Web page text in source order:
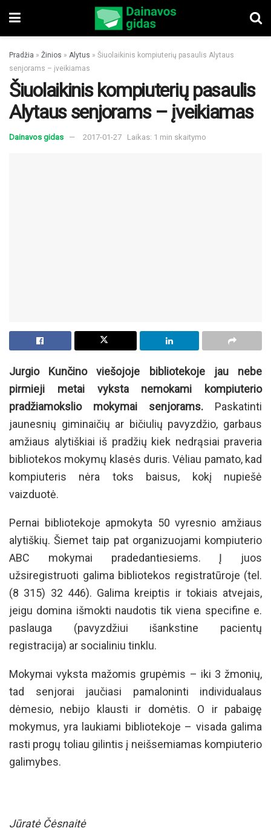
Pradžia » Žinios » Alytus » Šiuolaikinis kompiuterių pasaulis Alytaus
senjorams – įveikiamas
Šiuolaikinis kompiuterių pasaulis
Alytaus senjorams – įveikiamas
Dainavos gidas 2017-01-27 Laikas: 1 min skaitymo
Jurgio Kunčino viešojoje bibliotekoje jau nebe
pirmieji metai vyksta nemokami kompiuterio
pradžiamokslio mokymai senjorams. Paskatinti
jaunesnių giminaičių ar bičiulių pavyzdžio, garbaus
amžiaus alytiškiai iš pradžių kiek nedrąsiai praveria
bibliotekos mokymų klasės duris. Vėliau pamato, kad
kompiuteris nėra toks baisus, kokį nupiešė
vaizduotė.
Pernai bibliotekoje apmokyta 50 vyresnio amžiaus
alytiškių. Šiemet taip pat organizuojami kompiuterio
ABC mokymai pradedantiesiems. Į juos
užsiregistruoti galima bibliotekos registratūroje (tel.
(8 315) 32 446). Galima kreiptis ir tokiais atvejais,
jeigu domina išmokti naudotis tik viena specifine e.
paslauga (pavyzdžiui išankstine pacientų
registracija) ar socialiniu tinklu.
Mokymai vyksta mažomis grupėmis – iki 3 žmonių,
tad senjorai jaučiasi pamaloninti individualaus
dėmesio, nebijo klausti ir domėtis. O ir pabaigę
mokymus, yra laukiami bibliotekoje – visada galima
rasti progų toliau gilintis į neišsemiamas kompiuterio
galimybes.
Jūratė Čėsnaitė